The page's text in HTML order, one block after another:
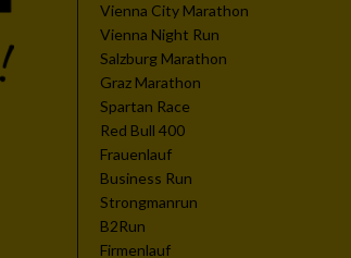
Vienna City Marathon
Vienna Night Run
Salzburg Marathon
Graz Marathon
Spartan Race
Red Bull 400
Frauenlauf
Business Run
Strongmanrun
B2Run
Firmenlauf